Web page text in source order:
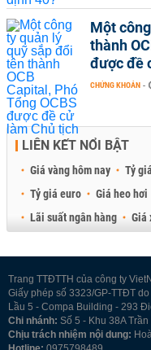
Một
thành
được đề
CHỨNG KHOÁN -
LIÊN KẾT NỔI BẬT
Giá vàng hôm nay Tỷ
Tỷ giá euro
Giá heo hơi
Lãi suất ngân hàng
Giá
Trang TTĐTTH của công ty
Giấy phép số 3323/GP-TTĐT
Lầu 5 - Compa Building - 293
Chi nhánh: Số 5 - Khu 38A
Chịu trách nhiệm nội dung: